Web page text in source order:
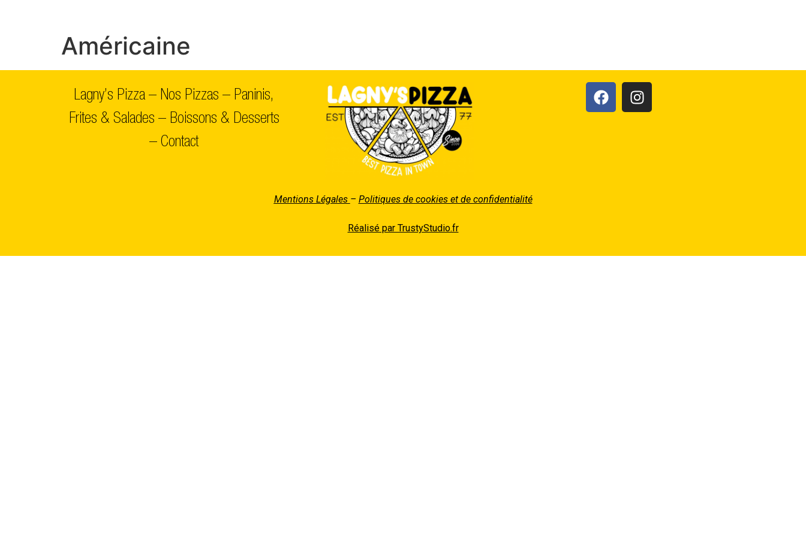
Américaine
Lagny’s Pizza – Nos Pizzas – Paninis,
Frites & Salades – Boissons & Desserts
–Contact
Mentions Légales – Politiques de cookies et de confidentialité
Réalisé par TrustyStudio.fr